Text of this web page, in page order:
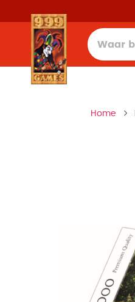
Home